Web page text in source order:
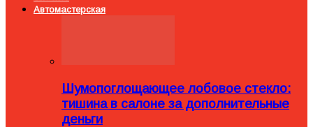
Автомастерская
Шумопоглощающее лобовое стекло:
тишина в салоне за дополнительные
деньги